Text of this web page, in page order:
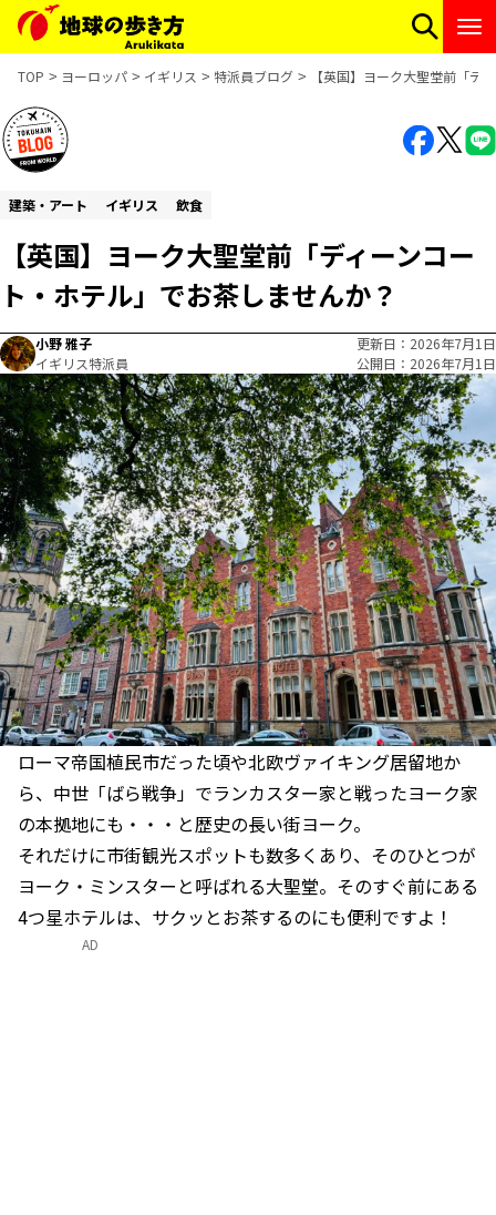
TOP ヨーロッパ イギリス 特派員ブログ 【英国】ヨーク大聖堂前「デ
建築・アート イギリス 飲食
【英国】ヨーク大聖堂前「ディーンコー
ト・ホテル」でお茶しませんか？
小野 雅子
イギリス特派員
更新日
2026年7月1日
公開日
2026年7月1日
ローマ帝国植民市だった頃や北欧ヴァイキング居留地か
ら、中世「ばら戦争」でランカスター家と戦ったヨーク家
の本拠地にも・・・と歴史の長い街ヨーク。
それだけに市街観光スポットも数多くあり、そのひとつが
ヨーク・ミンスターと呼ばれる大聖堂。そのすぐ前にある
4つ星ホテルは、サクッとお茶するのにも便利ですよ！
AD